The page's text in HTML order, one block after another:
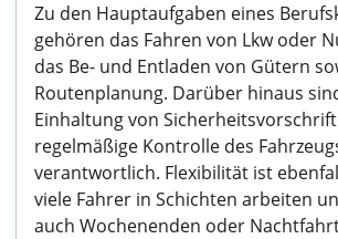
Zu den Hauptaufgaben eines
gehören das Fahren von Lkw oder
das Be- und Entladen von Gütern
Routenplanung. Darüber hinaus
Einhaltung von
regelmäßige Kontrolle des
verantwortlich. Flexibilität ist
viele Fahrer in Schichten arbeiten
auch Wochenenden oder